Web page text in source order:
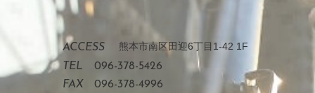
ACCESS 熊本市南区田迎6丁目1-42 1F
TEL
096-378-5426
FAX
096-378-4996